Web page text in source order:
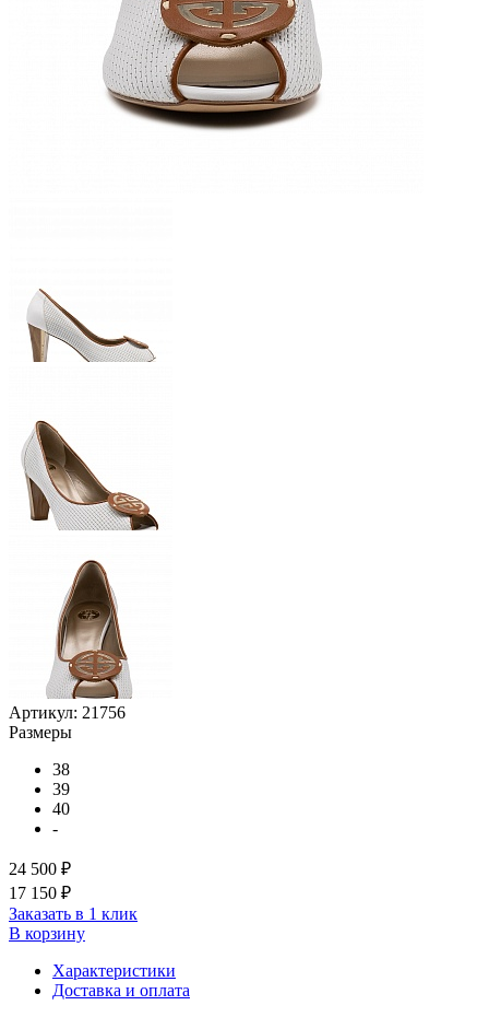
Артикул: 21756
Размеры
38
39
40
-
24 500 ₽
17 150 ₽
Заказать в 1 клик
В корзину
Характеристики
Доставка и оплата